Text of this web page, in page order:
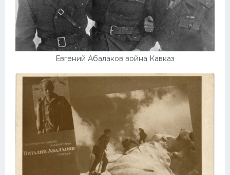
Евгений Абалаков война Кавказ